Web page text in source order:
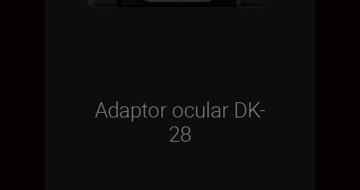
Adaptor ocular DK-
28